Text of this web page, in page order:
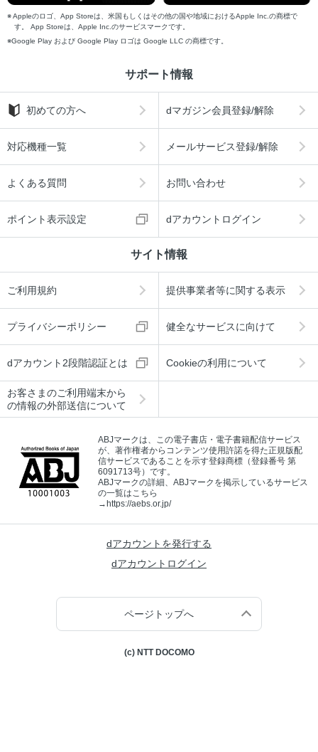
Appleのロゴ、App Storeは、米国もしくはその他の国や地域におけるApple Inc.の商標で
す。 App Storeは、Apple Inc.のサービスマークです。
Google Play および Google Play ロゴは Google LLC の商標です。
サポート情報
初めての方へ dマガジン会員登録/解除
対応機種一覧 メールサービス登録/解除
よくある質問 お問い合わせ
ポイント表示設定 dアカウントログイン
サイト情報
ご利用規約 提供事業者等に関する表示
プライバシーポリシー 健全なサービスに向けて
dアカウント2段階認証とは Cookieの利用について
お客さまのご利用端末から
の情報の外部送信について
ABJマークは、この電子書店・電子書籍配信サービス
が、著作権者からコンテンツ使用許諾を得た正規版配
信サービスであることを示す登録商標（登録番号 第
6091713号）です。
ABJマークの詳細、ABJマークを掲示しているサービス
の一覧はこちら
→https://aebs.or.jp/
dアカウントを発行する
dアカウントログイン
ページトップへ
(c) NTT DOCOMO